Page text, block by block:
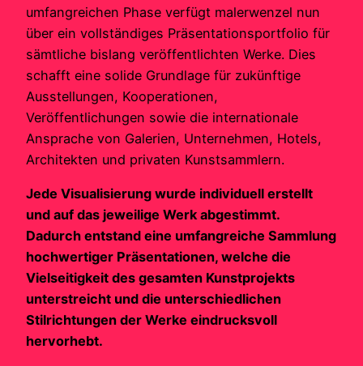
umfangreichen Phase verfügt malerwenzel nun
über ein vollständiges Präsentationsportfolio für
sämtliche bislang veröffentlichten Werke. Dies
schafft eine solide Grundlage für zukünftige
Ausstellungen, Kooperationen,
Veröffentlichungen sowie die internationale
Ansprache von Galerien, Unternehmen, Hotels,
Architekten und privaten Kunstsammlern.
Jede Visualisierung wurde individuell erstellt
und auf das jeweilige Werk abgestimmt.
Dadurch entstand eine umfangreiche Sammlung
hochwertiger Präsentationen, welche die
Vielseitigkeit des gesamten Kunstprojekts
unterstreicht und die unterschiedlichen
Stilrichtungen der Werke eindrucksvoll
hervorhebt.